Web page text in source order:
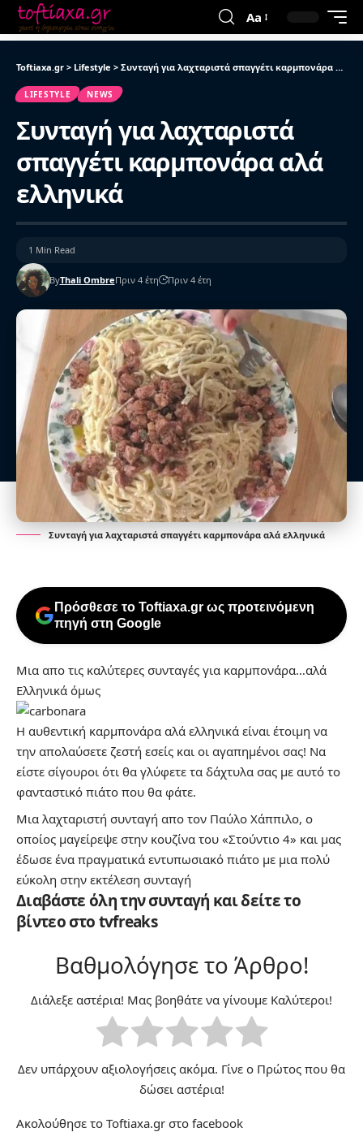
Aa
Toftiaxa.gr > Lifestyle > Συνταγή για λαχταριστά σπαγγέτι καρμπονάρα αλά ελληνικά
LIFESTYLE NEWS
Συνταγή για λαχταριστά
σπαγγέτι καρμπονάρα αλά
ελληνικά
ByThali OmbreΠριν 4 έτη Πριν 4 έτη
1 Min Read
Συνταγή για λαχταριστά σπαγγέτι καρμπονάρα αλά ελληνικά
Πρόσθεσε το Toftiaxa.gr ως προτεινόμενη
πηγή στη Google
Μια απο τις καλύτερες συνταγές για καρμπονάρα…αλά
Ελληνικά όμως
Η αυθεντική καρμπονάρα αλά ελληνικά είναι έτοιμη να
την απολαύσετε ζεστή εσείς και οι αγαπημένοι σας! Να
είστε σίγουροι ότι θα γλύφετε τα δάχτυλα σας με αυτό το
φανταστικό πιάτο που θα φάτε.
Μια λαχταριστή συνταγή απο τον Παύλο Χάππιλο, ο
οποίος μαγείρεψε στην κουζίνα του «Στούντιο 4» και μας
έδωσε ένα πραγματικά εντυπωσιακό πιάτο με μια πολύ
εύκολη στην εκτέλεση συνταγή
Διαβάστε όλη την συνταγή και δείτε το
βίντεο στοtvfreaks
Βαθμολόγησε το Άρθρο!
Διάλεξε αστέρια! Μας βοηθάτε να γίνουμε Καλύτεροι!
Δεν υπάρχουν αξιολογήσεις ακόμα. Γίνε ο Πρώτος που θα
δώσει αστέρια!
Ακολούθησε το Toftiaxa.gr στο facebook